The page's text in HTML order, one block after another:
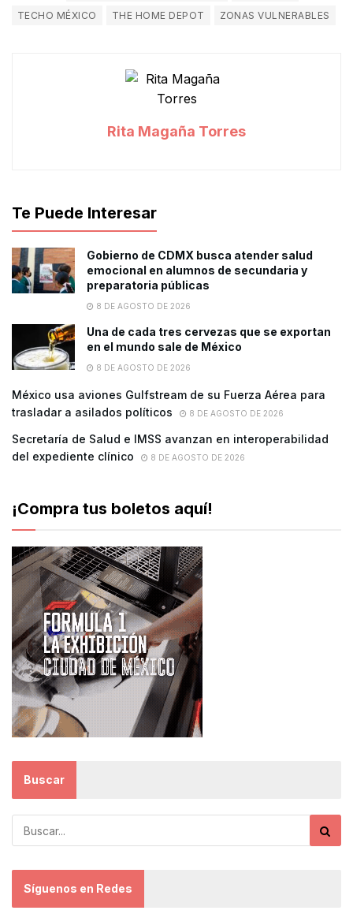
TECHO MÉXICO
THE HOME DEPOT ZONAS VULNERABLES
Rita Magaña Torres
Te Puede Interesar
Gobierno de CDMX busca atender salud
emocional en alumnos de secundaria y
preparatoria públicas
8 DE AGOSTO DE 2026
Una de cada tres cervezas que se exportan
en el mundo sale de México
8 DE AGOSTO DE 2026
México usa aviones Gulfstream de su Fuerza Aérea para
trasladar a asilados políticos
8 DE AGOSTO DE 2026
Secretaría de Salud e IMSS avanzan en interoperabilidad
del expediente clínico
8 DE AGOSTO DE 2026
¡Compra tus boletos aquí!
Buscar
Síguenos en Redes